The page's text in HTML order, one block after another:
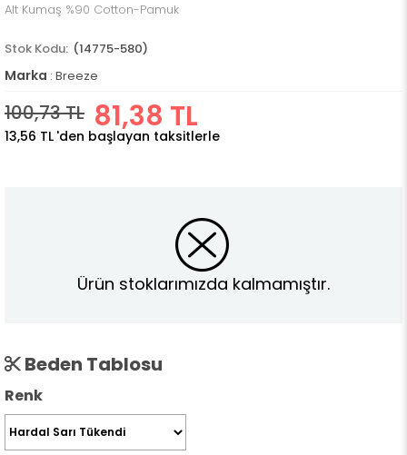
Alt Kumaş %90 Cotton-Pamuk
(14775-580)
Marka : Breeze
100,73 TL 81,38 TL
13,56 TL 'den başlayan taksitlerle
Ürün stoklarımızda kalmamıştır.
Beden Tablosu
Renk